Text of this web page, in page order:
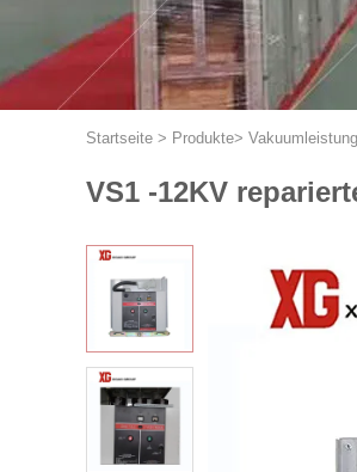
Startseite > Produkte>
VS1 -12KV